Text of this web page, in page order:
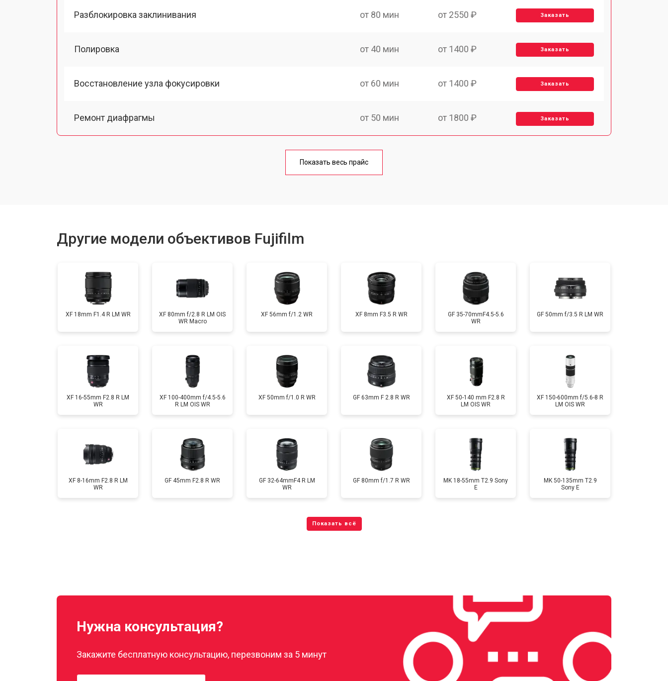
Разблокировка заклинивания от 80 мин от 2550 ₽ Заказать
Полировка от 40 мин от 1400 ₽ Заказать
Восстановление узла фокусировки от 60 мин от 1400 ₽ Заказать
Ремонт диафрагмы от 50 мин от 1800 ₽ Заказать
от 60 мин
Показать весь прайс
Другие модели объективов Fujifilm
XF 18mm F1.4 R LM WR
XF 80mm f/2.8 R LM OIS
WR Macro
XF 56mm f/1.2 WR XF 8mm F3.5 R WR
GF 35-70mmF4.5-5.6
WR
GF 50mm f/3.5 R LM WR
XF 16-55mm F2.8 R LM
WR
XF 100-400mm f/4.5-5.6
R LM OIS WR
XF 50mm f/1.0 R WR GF 63mm F 2.8 R WR
XF 50-140 mm F2.8 R
LM OIS WR
XF 150-600mm f/5.6-8 R
LM OIS WR
XF 8-16mm F2.8 R LM
WR
GF 45mm F2.8 R WR
GF 32-64mmF4 R LM
WR
GF 80mm f/1.7 R WR
MK 18-55mm T2.9 Sony
E
MK 50-135mm T2.9
Sony E
Нужна консультация?
Закажите бесплатную консультацию, перезвоним за 5 минут